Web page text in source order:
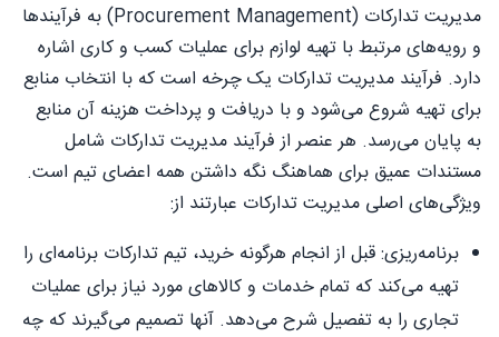
مدیریت تدارکات (Procurement Management) به فرآیندها
و رویه‌های مرتبط با تهیه لوازم برای عملیات کسب و کاری اشاره
دارد. فرآیند مدیریت تدارکات یک چرخه است که با انتخاب منابع
برای تهیه شروع می‌شود و با دریافت و پرداخت هزینه آن منابع
به پایان می‌رسد. هر عنصر از فرآیند مدیریت تدارکات شامل
مستندات عمیق برای هماهنگ نگه داشتن همه اعضای تیم است.
ویژگی‌های اصلی مدیریت تدارکات عبارتند از:
برنامه‌ریزی: قبل از انجام هرگونه خرید، تیم تدارکات برنامه‌ای را
تهیه می‌کند که تمام خدمات و کالاهای مورد نیاز برای عملیات
تجاری را به تفصیل شرح می‌دهد. آنها تصمیم می‌گیرند که چه